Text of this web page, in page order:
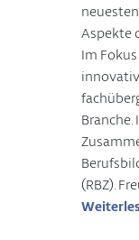
Aspekte
Im
(RBZ).